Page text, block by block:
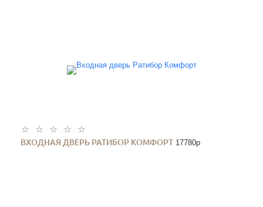
ВХОДНАЯ ДВЕРЬ РАТИБОР КОМФОРТ 17780p